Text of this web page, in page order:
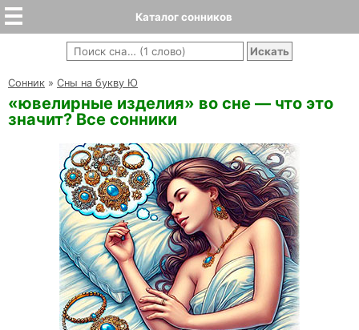
Каталог сонников
Cонник » Сны на букву Ю
«ювелирные изделия» во сне — что это
значит? Все сонники